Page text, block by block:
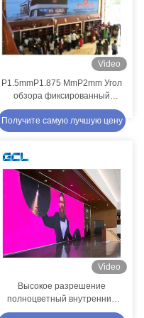
Video
P1.5mmP1.875 MmP2mm Угол
обзора фиксированный
Внутренний светодиодный
видеостенный экран
Получите самую лучшую цену
Video
Высокое разрешение
полноцветный внутренний
светодиодный дисплей с